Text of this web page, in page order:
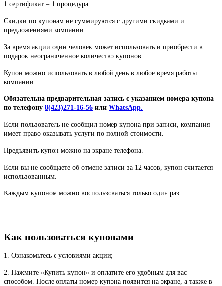
1 сертификат = 1 процедура.
Скидки по купонам не суммируются с другими скидками и
предложениями компании.
За время акции один человек может использовать и приобрести в
подарок неограниченное количество купонов.
Купон можно использовать в любой день в любое время работы
компании.
Обязательна предварительная запись с указанием номера купона
по телефону 8(423)271-16-56 или WhatsApp.
Если пользователь не сообщил номер купона при записи, компания
имеет право оказывать услуги по полной стоимости.
Предъявить купон можно на экране телефона.
Если вы не сообщаете об отмене записи за 12 часов, купон считается
использованным.
Каждым купоном можно воспользоваться только один раз.
Как пользоваться купонами
1. Ознакомьтесь с условиями акции;
2. Нажмите «Купить купон» и оплатите его удобным для вас
способом. После оплаты номер купона появится на экране, а также в